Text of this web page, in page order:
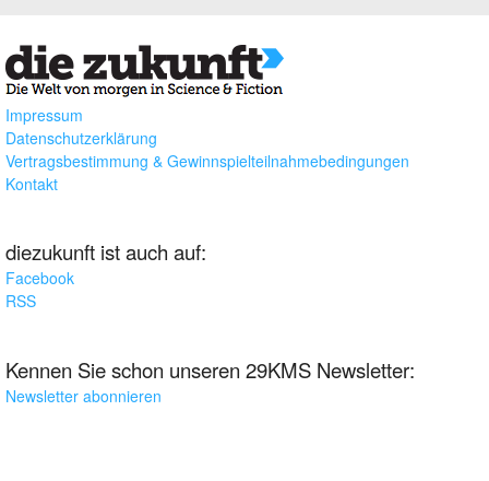
Impressum
Datenschutzerklärung
Vertragsbestimmung & Gewinnspielteilnahmebedingungen
Kontakt
diezukunft ist auch auf:
Facebook
RSS
Kennen Sie schon unseren 29KMS Newsletter:
Newsletter abonnieren